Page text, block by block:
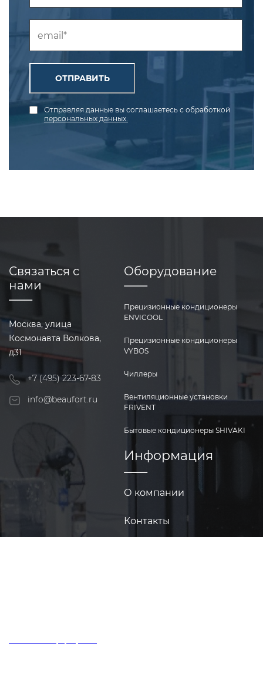
ОТПРАВИТЬ
Отправляя данные вы соглашаетесь с обработкой
персональных данных.
Связаться с
нами
Москва, улица
Космонавта Волкова,
д31
+7 (495) 223-67-83
info@beaufort.ru
Оборудование
Прецизионные кондиционеры
ENVICOOL
Прецизионные кондиционеры
VYBOS
Чиллеры
Вентиляционные установки
FRIVENT
Бытовые кондиционеры SHIVAKI
Информация
О компании
Контакты